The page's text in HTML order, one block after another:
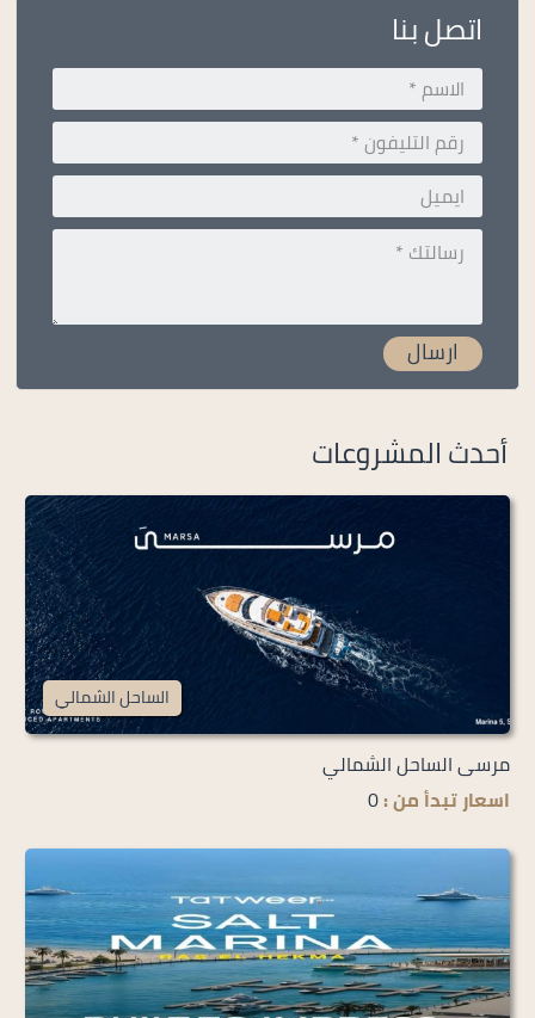
اتصل بنا
أحدث المشروعات
الساحل الشمالي
مرسى الساحل الشمالي
اسعار تبدأ من :0